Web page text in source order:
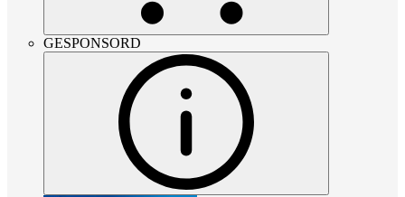
GESPONSORD